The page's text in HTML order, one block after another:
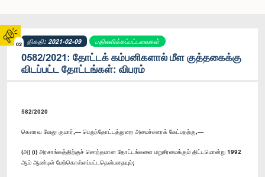
02 திகதி: 2021-02-09 பதிலளிக்கப்பட்டவைகள்
0582/2021: தோட்டக் கம்பனிகளால் மீள குத்தகைக்கு
விடப்பட்ட தோட்டங்கள்: விபரம்
582/2020
கௌரவ வேலு குமார்,— பெருந்தோட்டத்துறை அமைச்சரைக் கேட்பதற்கு,—
(அ) (i) அரசாங்கத்திற்குச் சொந்தமான தோட்டங்களை மறுசீரமைக்கும் திட்டமொன்று 1992
ஆம் ஆண்டில் மேற்கொள்ளப்பட்டதென்பதையும்;